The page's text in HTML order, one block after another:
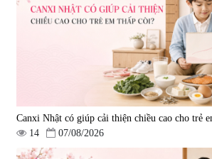
880.000 đ 5.500.000
Viên uống phòng ngừa đột quỵ,
Canxi Nhật có giúp cải thiện chiều cao cho trẻ
14
07/08/2026